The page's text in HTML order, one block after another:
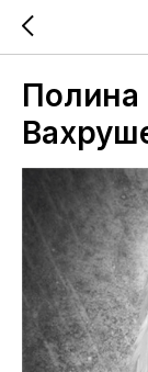
Полина